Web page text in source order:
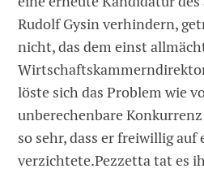
Rudolf Gysin verhindern,
nicht, das dem einst
löste sich das Problem wie
unberechenbare
so sehr, dass er freiwillig
verzichtete.Pezzetta tat es